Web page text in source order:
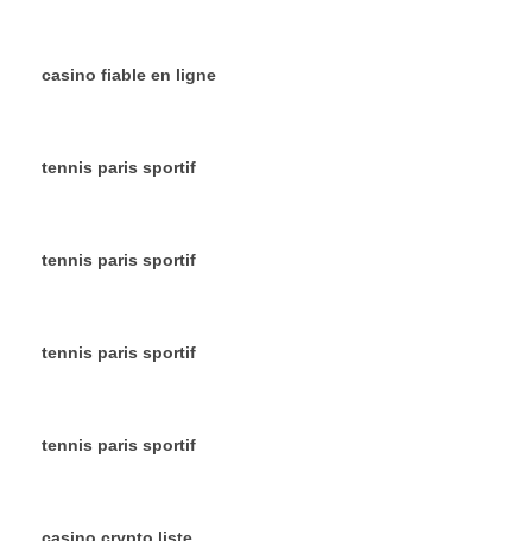
casino fiable en ligne
tennis paris sportif
tennis paris sportif
tennis paris sportif
tennis paris sportif
casino crypto liste